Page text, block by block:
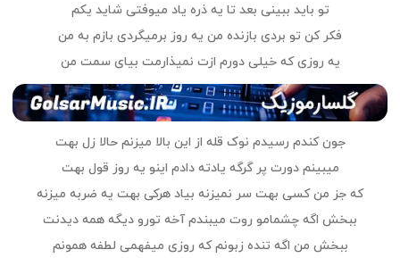
تو باید ببینی بعد تا یه ذره یاد میوفتی شاید یکم
فکر کن تو بردی بازنده من یه روز برمیگردی بازم به من
یه روزی که خیلی دورم ازت نمیذارمت بیای سمت من
جون کندم رسیدم نوک قله از این بالا میزنم حالا زل بهت
میبینم دورت پر گرگه یادته دادم اینو یه روز قول بهت
که جز من کسی بهت سر نمیزنه بیاد هرکی بهت یه ضربه میزنه
ببخش اگه چشمامو روت میبندم آخه تورو دیگه همه دیدنت
ببخش من اگه تنده زبونم که روزی میفهمی لطفه همونم